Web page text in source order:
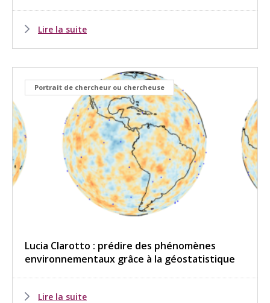
Lire la suite
Portrait de chercheur ou chercheuse
Lucia Clarotto : prédire des phénomènes
environnementaux grâce à la géostatistique
Lire la suite